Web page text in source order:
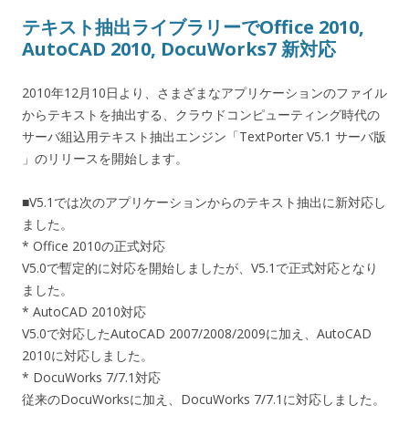
テキスト抽出ライブラリーでOffice 2010,
AutoCAD 2010, DocuWorks7 新対応
2010年12月10日より、さまざまなアプリケーションのファイル
からテキストを抽出する、クラウドコンピューティング時代の
サーバ組込用テキスト抽出エンジン「TextPorter V5.1 サーバ版
」のリリースを開始します。
■V5.1では次のアプリケーションからのテキスト抽出に新対応し
ました。
* Office 2010の正式対応
V5.0で暫定的に対応を開始しましたが、V5.1で正式対応となり
ました。
* AutoCAD 2010対応
V5.0で対応したAutoCAD 2007/2008/2009に加え、AutoCAD
2010に対応しました。
* DocuWorks 7/7.1対応
従来のDocuWorksに加え、DocuWorks 7/7.1に対応しました。